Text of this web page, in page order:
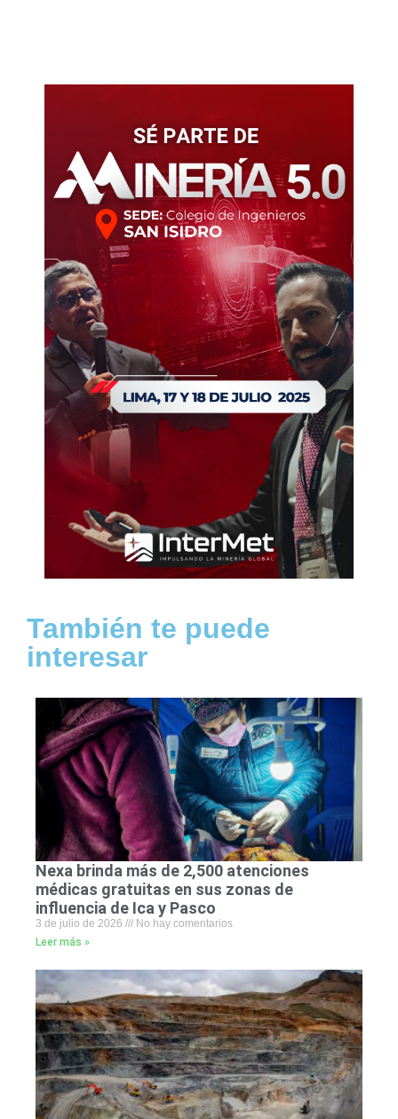
También te puede
interesar
Nexa brinda más de 2,500 atenciones
médicas gratuitas en sus zonas de
influencia de Ica y Pasco
3 de julio de 2026
No hay comentarios
Leer más »